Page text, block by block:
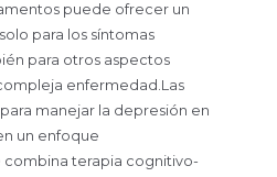
puede ofrecer un
para los síntomas
para otros aspectos
enfermedad.Las
manejar la depresión en
un enfoque
combina terapia cognitivo-